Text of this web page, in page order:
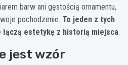
barw ani gęstością ornamentu,
pochodzenie. To jeden z tych
estetykę z historią miejsca.
jest wzór